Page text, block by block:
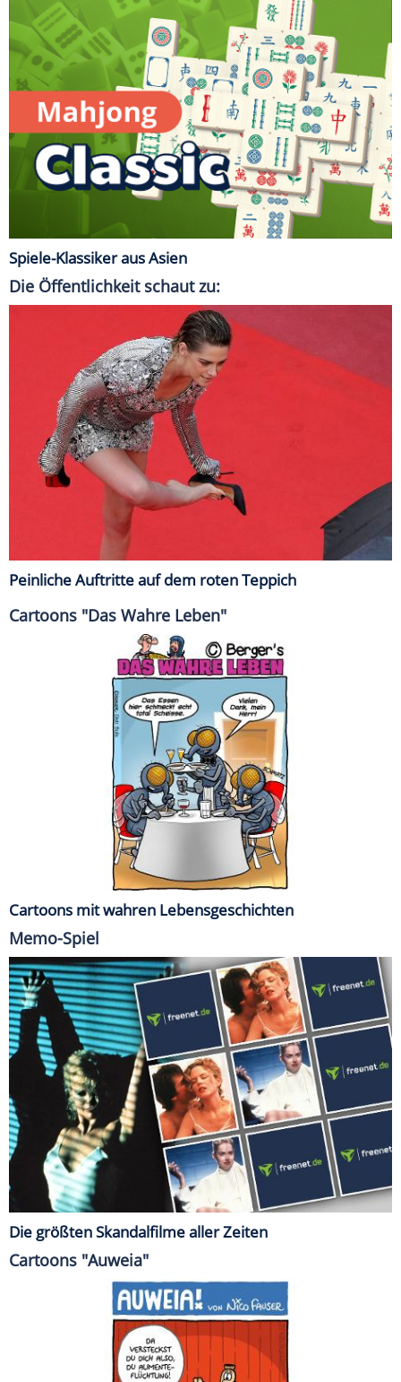
Spiele-Klassiker aus Asien
Die Öffentlichkeit schaut zu:
Peinliche Auftritte auf dem roten Teppich
Cartoons "Das Wahre Leben"
Cartoons mit wahren Lebensgeschichten
Memo-Spiel
Die größten Skandalfilme aller Zeiten
Cartoons "Auweia"